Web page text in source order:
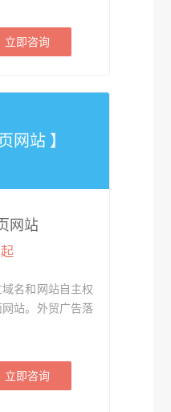
立即咨询
网站 】
网站
名和网站自主权
站。外贸广告落
立即咨询